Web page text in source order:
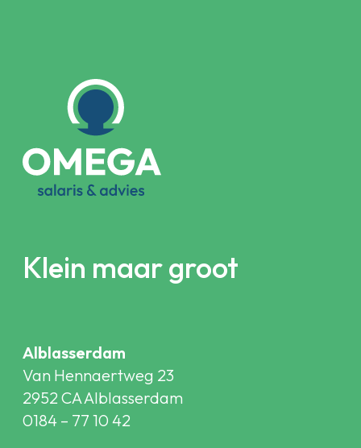
Klein maar groot
Alblasserdam
Van Hennaertweg 23
2952 CA Alblasserdam
0184 – 77 10 42